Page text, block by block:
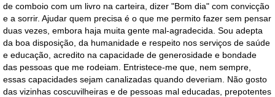
de comboio com um livro na carteira, dizer "Bom dia" com convicção
e a sorrir. Ajudar quem precisa é o que me permito fazer sem pensar
duas vezes, embora haja muita gente mal-agradecida. Sou adepta
da boa disposição, da humanidade e respeito nos serviços de saúde
e educação, acredito na capacidade de generosidade e bondade
das pessoas que me rodeiam. Entristece-me que, nem sempre,
essas capacidades sejam canalizadas quando deveriam. Não gosto
das vizinhas coscuvilheiras e de pessoas mal educadas, prepotentes